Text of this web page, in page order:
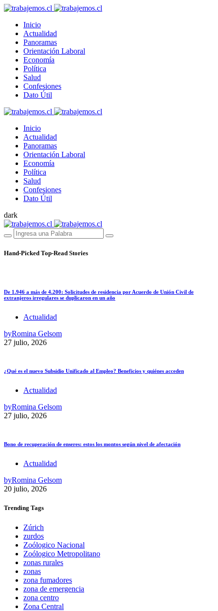
Inicio
Actualidad
Panoramas
Orientación Laboral
Economía
Política
Salud
Confesiones
Dato Útil
Inicio
Actualidad
Panoramas
Orientación Laboral
Economía
Política
Salud
Confesiones
Dato Útil
dark
Hand-Picked Top-Read Stories
De 1.946 a más de 4.200: Solicitudes de residencia por Acuerdo de Unión Civil de
extranjeros irregulares se duplicaron en un año
Actualidad
byRomina Gelsom
27 julio, 2026
¿Qué es el nuevo Subsidio Unificado al Empleo? Beneficios y quiénes acceden
Actualidad
byRomina Gelsom
27 julio, 2026
Bono de recuperación de enseres: estos los montos según nivel de afectación
Actualidad
byRomina Gelsom
20 julio, 2026
Trending Tags
Zúrich
zurdos
Zoólogico Nacional
Zoólogico Metropolitano
zonas rurales
zonas
zona fumadores
zona de emergencia
zona centro
Zona Central